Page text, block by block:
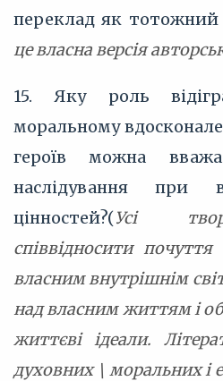
переклад як тотожний
це власна версія
15. Яку роль
моральному
героїв можна
наслідування при
цінностей?(Усі
співвідносити
власним внутрішнім
над власним життям і
життєві ідеали.
духовних \ моральних і